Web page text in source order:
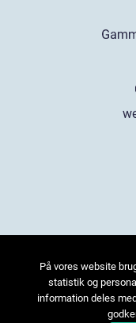
På vores website
statistik og
information deles